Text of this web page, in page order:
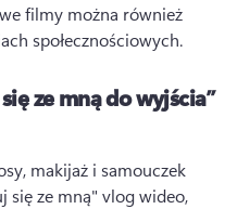
filmy można również
społecznościowych.
ze mną do wyjścia”
makijaż i samouczek
się ze mną" vlog wideo,